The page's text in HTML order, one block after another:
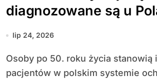
diagnozowane są u
50. roku życia
lip 24, 2026
Osoby po 50. roku życia stanowią istotną grupę
pacjentów w polskim systemie